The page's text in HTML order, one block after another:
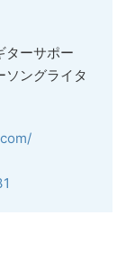
ターサポー
ソングライタ